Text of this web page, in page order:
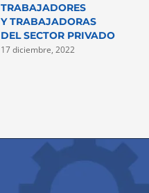
TRABAJADORES
Y TRABAJADORAS
DEL SECTOR PRIVADO
17 diciembre, 2022